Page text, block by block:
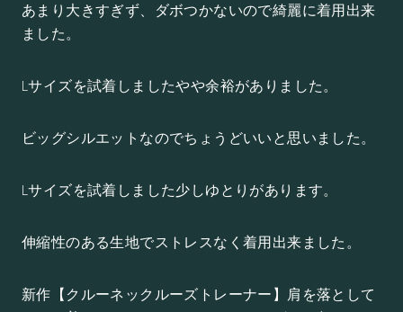
あまり大きすぎず、ダボつかないので綺麗に着用出来
ました。
Lサイズを試着しましたやや余裕がありました。
ビッグシルエットなのでちょうどいいと思いました。
Lサイズを試着しました少しゆとりがあります。
伸縮性のある生地でストレスなく着用出来ました。
新作【クルーネックルーズトレーナー】肩を落として